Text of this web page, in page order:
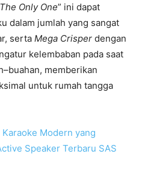
Only One” ini dapat
dalam jumlah yang sangat
serta Mega Crisper dengan
kelembaban pada saat
memberikan
untuk rumah tangga
Modern yang
Speaker Terbaru SAS